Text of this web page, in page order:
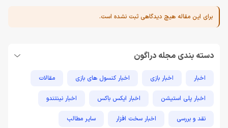
برای این مقاله هیچ دیدگاهی ثبت نشده است.
دسته بندی مجله دراگون
اخبار اخبار بازی اخبار کنسول های بازی مقالات
اخبار پلی استیشن اخبار ایکس باکس اخبار نینتندو
نقد و بررسی اخبار سخت افزار سایر مطالب